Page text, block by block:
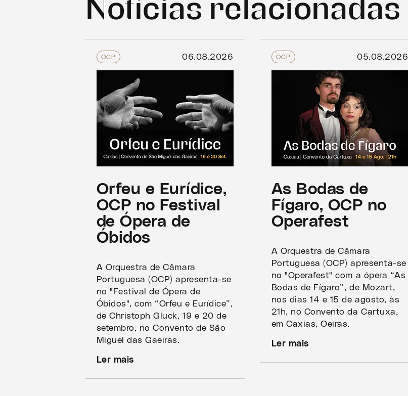
OCP 06.08.2026
Orfeu e Eurídice,
OCP no Festival
de Ópera de
Óbidos
A Orquestra de Câmara
Portuguesa (OCP) apresenta-se
no "Festival de Ópera de
Óbidos", com “Orfeu e Eurídice”,
de Christoph Gluck, 19 e 20 de
setembro, no Convento de São
Miguel das Gaeiras.
Ler mais
OCP 05.08.2026
As Bodas de
Fígaro, OCP no
Operafest
A Orquestra de Câmara
Portuguesa (OCP) apresenta-se
no "Operafest" com a ópera “As
Bodas de Fígaro”, de Mozart,
nos dias 14 e 15 de agosto, às
21h, no Convento da Cartuxa,
em Caxias, Oeiras.
Ler mais